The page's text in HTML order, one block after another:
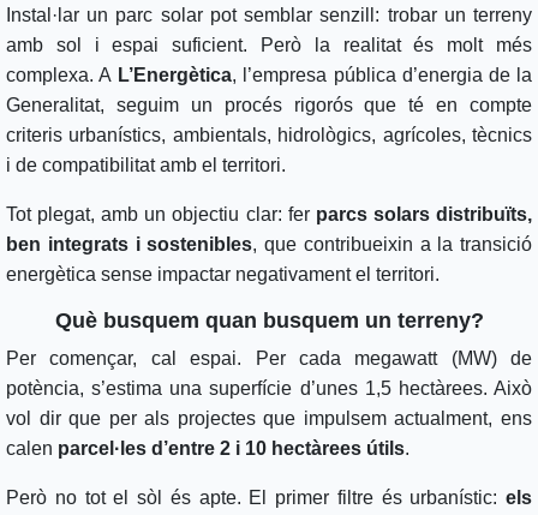
Instal·lar un parc solar pot semblar senzill: trobar un terreny
amb sol i espai suficient. Però la realitat és molt més
complexa. A L’Energètica, l’empresa pública d’energia de la
Generalitat, seguim un procés rigorós que té en compte
criteris urbanístics, ambientals, hidrològics, agrícoles, tècnics
i de compatibilitat amb el territori.
Tot plegat, amb un objectiu clar: fer parcs solars distribuïts,
ben integrats i sostenibles, que contribueixin a la transició
energètica sense impactar negativament el territori.
Què busquem quan busquem un terreny?
Per començar, cal espai. Per cada megawatt (MW) de
potència, s’estima una superfície d’unes 1,5 hectàrees. Això
vol dir que per als projectes que impulsem actualment, ens
calen parcel·les d’entre 2 i 10 hectàrees útils.
Però no tot el sòl és apte. El primer filtre és urbanístic: els